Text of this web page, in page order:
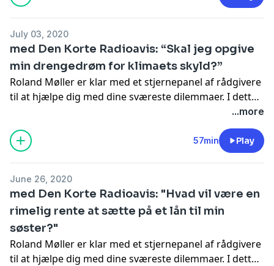
En bekymret lytter har blandt andet brug for hjælp til
July 03, 2020
med Den Korte Radioavis: “Skal jeg opgive
min drengedrøm for klimaets skyld?”
Roland Møller er klar med et stjernepanel af rådgivere
til at hjælpe dig med dine sværeste dilemmaer. I dette
...more
57min Play
June 26, 2020
med Den Korte Radioavis: "Hvad vil være en
rimelig rente at sætte på et lån til min
søster?"
Roland Møller er klar med et stjernepanel af rådgivere
til at hjælpe dig med dine sværeste dilemmaer. I dette